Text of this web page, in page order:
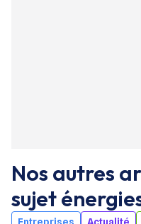
Nos autres
sujet
Entreprises Actualité